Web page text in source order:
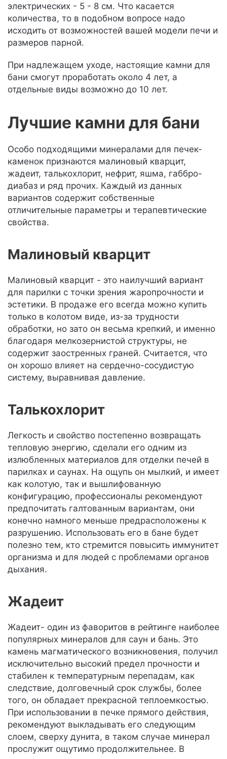
электрических - 5 - 8 см. Что касается
количества, то в подобном вопросе надо
исходить от возможностей вашей модели печи и
размеров парной.
При надлежащем уходе, настоящие камни для
бани смогут проработать около 4 лет, а
отдельные виды возможно до 10 лет.
Лучшие камни для бани
Особо подходящими минералами для печек-
каменок признаются малиновый кварцит,
жадеит, талькохлорит, нефрит, яшма, габбро-
диабаз и ряд прочих. Каждый из данных
вариантов содержит собственные
отличительные параметры и терапевтические
свойства.
Малиновый кварцит
Малиновый кварцит - это наилучший вариант
для парилки с точки зрения жаропрочности и
эстетики. В продаже его всегда можно купить
только в колотом виде, из-за трудности
обработки, но зато он весьма крепкий, и именно
благодаря мелкозернистой структуры, не
содержит заостренных граней. Считается, что
он хорошо влияет на сердечно-сосудистую
систему, выравнивая давление.
Талькохлорит
Легкость и свойство постепенно возвращать
тепловую энергию, сделали его одним из
излюбленных материалов для отделки печей в
парилках и саунах. На ощупь он мылкий, и имеет
как колотую, так и вышлифованную
конфигурацию, профессионалы рекомендуют
предпочитать галтованным вариантам, они
конечно намного меньше предрасположены к
разрушению. Использовать его в бане будет
полезно тем, кто стремится повысить иммунитет
организма и для людей с проблемами органов
дыхания.
Жадеит
Жадеит- один из фаворитов в рейтинге наиболее
популярных минералов для саун и бань. Это
камень магматического возникновения, получил
исключительно высокий предел прочности и
стабилен к температурным перепадам, как
следствие, долговечный срок службы, более
того, он обладает прекрасной теплоемкостью.
При использовании в печке прямого действия,
рекомендуют выкладывать его следующим
слоем, сверху дунита, в таком случае минерал
прослужит ощутимо продолжительнее. В